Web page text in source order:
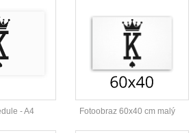
- A4 Fotoobraz 60x40 cm malý